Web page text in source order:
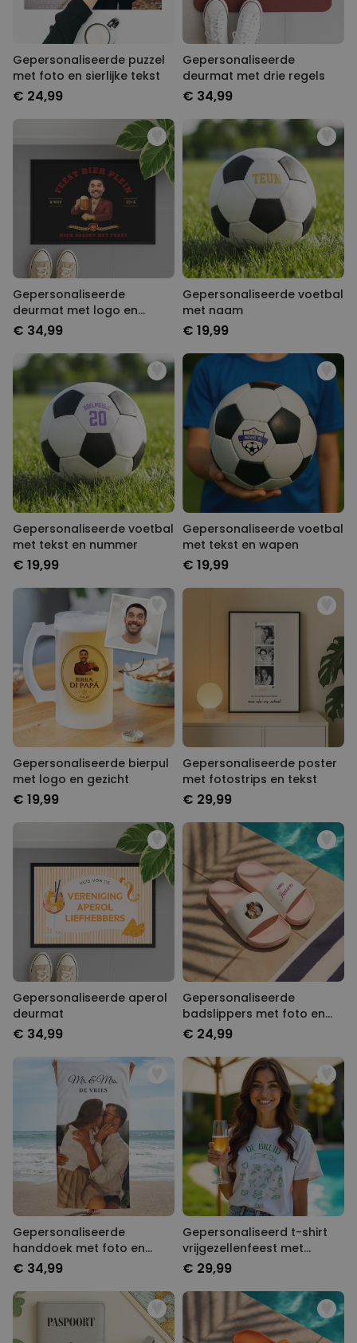
Gepersonaliseerde puzzel
met foto en sierlijke tekst
€ 24,99
Gepersonaliseerde
deurmat met drie regels
€ 34,99
Gepersonaliseerde
deurmat met logo en
gezicht
€ 34,99
Gepersonaliseerde voetbal
met naam
€ 19,99
Gepersonaliseerde voetbal
met tekst en nummer
€ 19,99
Gepersonaliseerde voetbal
met tekst en wapen
€ 19,99
Gepersonaliseerde bierpul
met logo en gezicht
€ 19,99
Gepersonaliseerde poster
met fotostrips en tekst
€ 29,99
Gepersonaliseerde aperol
deurmat
€ 34,99
Gepersonaliseerde
badslippers met foto en
tekst
€ 24,99
Gepersonaliseerde
handdoek met foto en
tekst
€ 34,99
Gepersonaliseerd t-shirt
vrijgezellenfeest met
symbolen en tekst
€ 29,99